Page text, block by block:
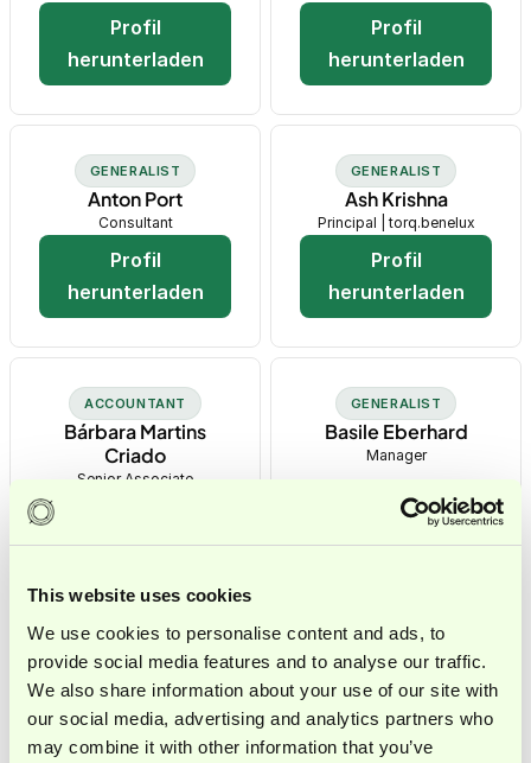
This website uses cookies
We use cookies to personalise content and ads, to
provide social media features and to analyse our traffic.
We also share information about your use of our site with
our social media, advertising and analytics partners who
may combine it with other information that you’ve
Profil
herunterladen
Profil
herunterladen
GENERALIST
Anton Port
Consultant
Profil
herunterladen
GENERALIST
Ash Krishna
Principal | torq.benelux
Profil
herunterladen
ACCOUNTANT
Bárbara Martins
Criado
Senior Associate
herunterladen
GENERALIST
Basile Eberhard
Manager
Profil
herunterladen
TRANSACTIONS
Bas Scheele
Managing Partner |